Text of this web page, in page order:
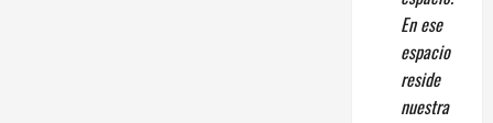
En ese
espacio
reside
nuestra